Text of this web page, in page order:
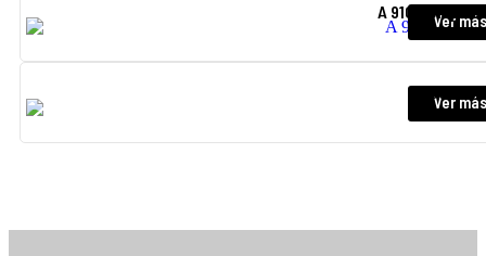
A 910 Ver más
R 998Ver más